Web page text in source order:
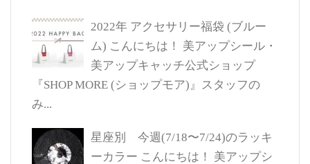
2022年 アクセサリー福袋 (ブルー
ム) こんにちは！ 美アップシール・
美アップキャッチ公式ショップ
『SHOP MORE (ショップモア)』スタッフの
み...
星座別 今週(7/18〜7/24)のラッキ
ーカラー こんにちは！ 美アップシ